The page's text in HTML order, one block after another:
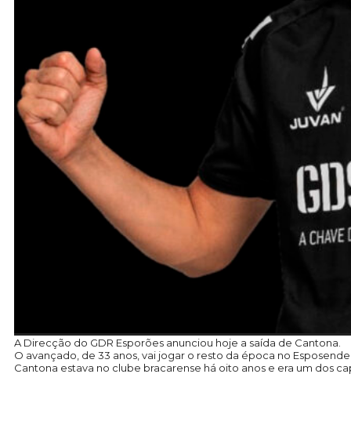
A Direcção do GDR Esporões anunciou hoje a saída de Cantona.
O avançado, de 33 anos, vai jogar o resto da época no
Cantona estava no clube bracarense há oito anos e era um dos